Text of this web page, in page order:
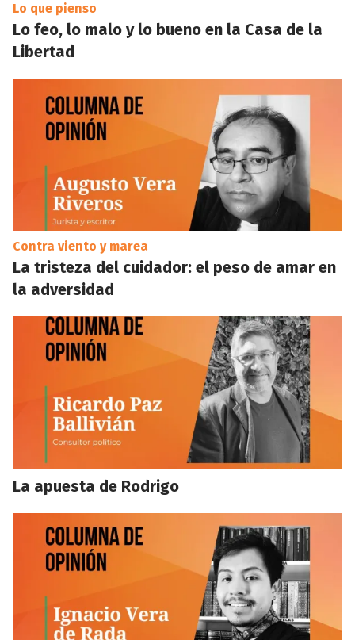
Lo que pienso
Lo feo, lo malo y lo bueno en la Casa de la
Libertad
Contra viento y marea
La tristeza del cuidador: el peso de amar en
la adversidad
La apuesta de Rodrigo